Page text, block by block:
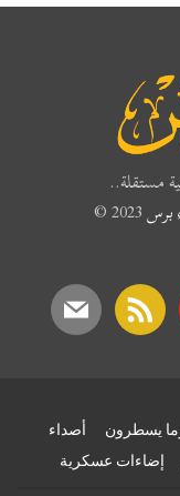
مستقلة..
برس
rss
mail
يسطرون
أصداء
إضاءات عسكرية